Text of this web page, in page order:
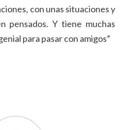
con unas situaciones y
pensados. Y tiene muchas
para pasar con amigos”